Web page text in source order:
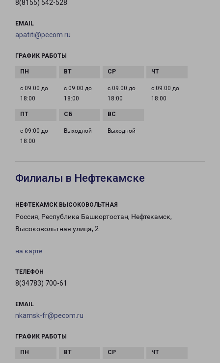
8(8155) 542-528
EMAIL
apatiti@pecom.ru
ГРАФИК РАБОТЫ
с 09:00 до
18:00
с 09:00 до
18:00
с 09:00 до
18:00
с 09:00 до
18:00
с 09:00 до
18:00
Выходной Выходной
Филиалы в Нефтекамске
НЕФТЕКАМСК ВЫСОКОВОЛЬТНАЯ
Россия, Республика Башкортостан, Нефтекамск,
Высоковольтная улица, 2
на карте
ТЕЛЕФОН
8(34783) 700-61
EMAIL
nkamsk-fr@pecom.ru
ГРАФИК РАБОТЫ